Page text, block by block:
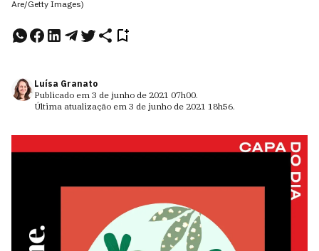
Are/Getty Images)
Luísa Granato
Publicado em 3 de junho de 2021 07h00.
Última atualização em 3 de junho de 2021 18h56.